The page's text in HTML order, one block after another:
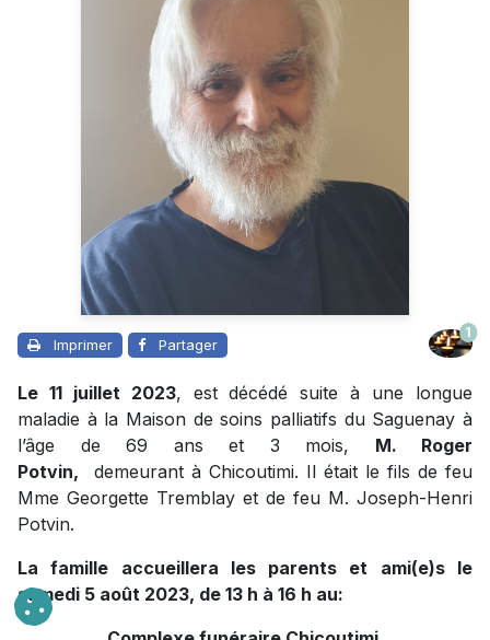
Imprimer Partager
1
Le 11 juillet 2023, est décédé suite à une longue
maladie à la Maison de soins palliatifs du Saguenay à
l’âge de 69 ans et 3 mois, M. Roger
Potvin, demeurant à Chicoutimi. Il était le fils de feu
Mme Georgette Tremblay et de feu M. Joseph-Henri
Potvin.
La famille accueillera les parents et ami(e)s le
samedi 5 août 2023, de 13 h à 16 h au: